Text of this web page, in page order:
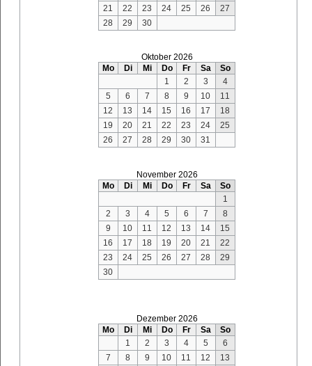
21
22 23 24 25 26
27
28
29 30
Oktober 2026
Mo
Di Mi Do Fr Sa
So
1
2 3
4
5
6 7 8 9 10
11
12
13 14 15 16 17
18
19
20 21 22 23 24
25
26
27 28 29 30 31
November 2026
Mo
Di Mi Do Fr Sa
So
1
2
3 4 5 6 7
8
9
10 11 12 13 14
15
16
17 18 19 20 21
22
23
24 25 26 27 28
29
30
Dezember 2026
Mo
Di Mi Do Fr Sa
So
1
2 3 4 5
6
7
8 9 10 11 12
13